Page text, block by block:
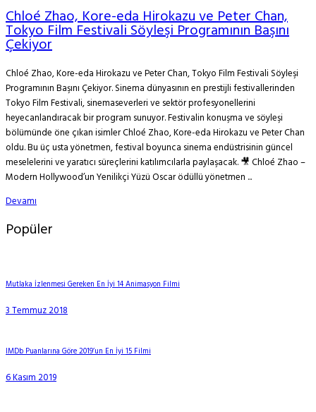
Chloé Zhao, Kore-eda Hirokazu ve Peter Chan,
Tokyo Film Festivali Söyleşi Programının Başını
Çekiyor
Chloé Zhao, Kore-eda Hirokazu ve Peter Chan, Tokyo Film Festivali Söyleşi
Programının Başını Çekiyor. Sinema dünyasının en prestijli festivallerinden
Tokyo Film Festivali, sinemaseverleri ve sektör profesyonellerini
heyecanlandıracak bir program sunuyor. Festivalin konuşma ve söyleşi
bölümünde öne çıkan isimler Chloé Zhao, Kore-eda Hirokazu ve Peter Chan
oldu. Bu üç usta yönetmen, festival boyunca sinema endüstrisinin güncel
meselelerini ve yaratıcı süreçlerini katılımcılarla paylaşacak. 🎥 Chloé Zhao –
Modern Hollywood’un Yenilikçi Yüzü Oscar ödüllü yönetmen ...
Devamı
Popüler
Mutlaka İzlenmesi Gereken En İyi 14 Animasyon Filmi
3 Temmuz 2018
IMDb Puanlarına Göre 2019’un En İyi 15 Filmi
6 Kasım 2019